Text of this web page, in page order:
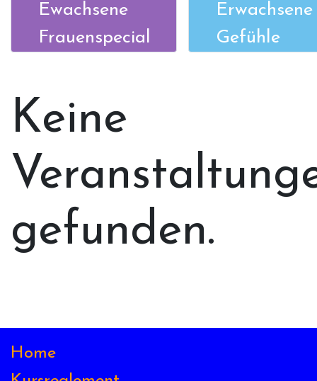
Ewachsene
Frauenspecial
Erwachsene
Gefühle
Keine
gefunden.
Home